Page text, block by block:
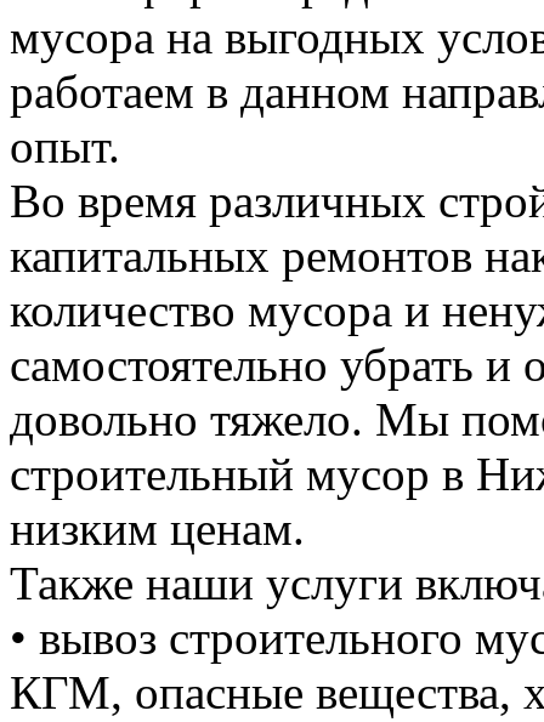
мусора на выгодных
работаем в данном
опыт.
Во время различных
капитальных ремонтов
количество мусора и
самостоятельно убрать и
довольно тяжело. Мы
строительный мусор в
низким ценам.
Также наши услуги
• вывоз строительного
КГМ, опасные вещества,